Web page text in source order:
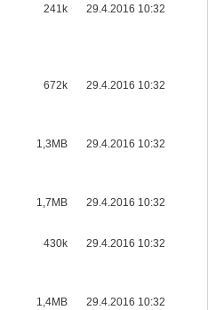
241k 29.4.2016 10:32
672k 29.4.2016 10:32
1,3MB 29.4.2016 10:32
1,7MB 29.4.2016 10:32
430k 29.4.2016 10:32
1,4MB 29.4.2016 10:32